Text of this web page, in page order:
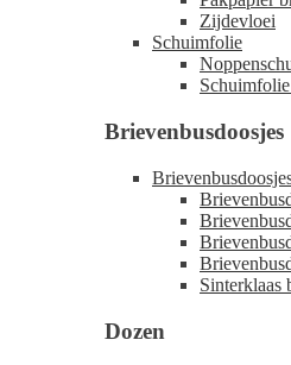
Zijdevloei
Schuimfolie
Brievenbusdoosjes
Sinterklaas
Dozen